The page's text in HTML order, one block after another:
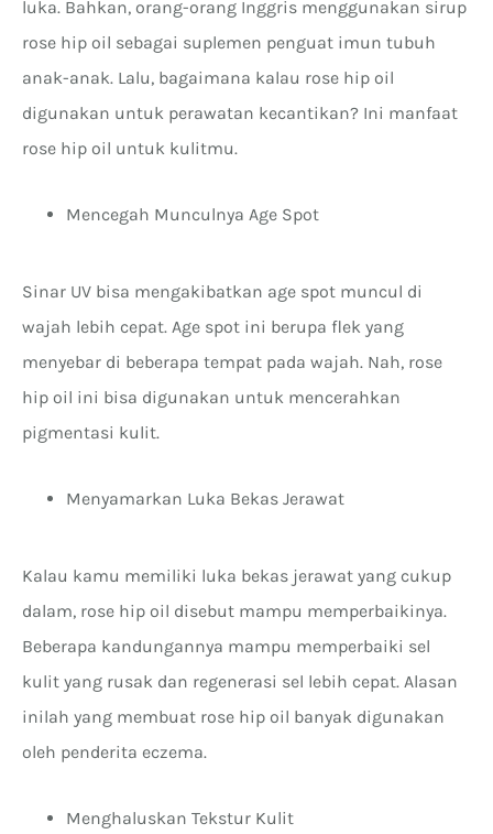
luka. Bahkan, orang-orang Inggris menggunakan sirup
rose hip oil sebagai suplemen penguat imun tubuh
anak-anak. Lalu, bagaimana kalau rose hip oil
digunakan untuk perawatan kecantikan? Ini manfaat
rose hip oil untuk kulitmu.
Mencegah Munculnya Age Spot
Sinar UV bisa mengakibatkan age spot muncul di
wajah lebih cepat. Age spot ini berupa flek yang
menyebar di beberapa tempat pada wajah. Nah, rose
hip oil ini bisa digunakan untuk mencerahkan
pigmentasi kulit.
Menyamarkan Luka Bekas Jerawat
Kalau kamu memiliki luka bekas jerawat yang cukup
dalam, rose hip oil disebut mampu memperbaikinya.
Beberapa kandungannya mampu memperbaiki sel
kulit yang rusak dan regenerasi sel lebih cepat. Alasan
inilah yang membuat rose hip oil banyak digunakan
oleh penderita eczema.
Menghaluskan Tekstur Kulit